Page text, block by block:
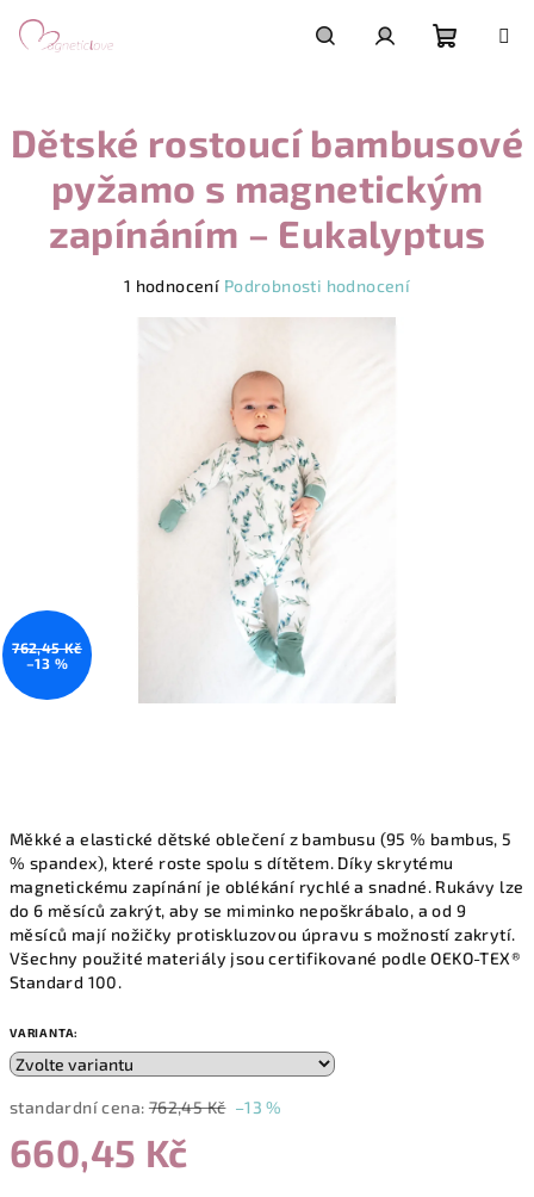
košík
Měkké a elastické dětské oblečení z bambusu (95 % bambus, 5
% spandex), které roste spolu s dítětem. Díky skrytému
magnetickému zapínání je oblékání rychlé a snadné. Rukávy lze
do 6 měsíců zakrýt, aby se miminko nepoškrábalo, a od 9
měsíců mají nožičky protiskluzovou úpravu s možností zakrytí.
Všechny použité materiály jsou certifikované podle OEKO-TEX®
Standard 100.
VARIANTA:
standardní cena: 762,45 Kč –13 %
660,45 Kč
Dětské rostoucí bambusové
pyžamo s magnetickým
zapínáním – Eukalyptus
1 hodnocení Podrobnosti hodnocení
762,45 Kč
–13 %